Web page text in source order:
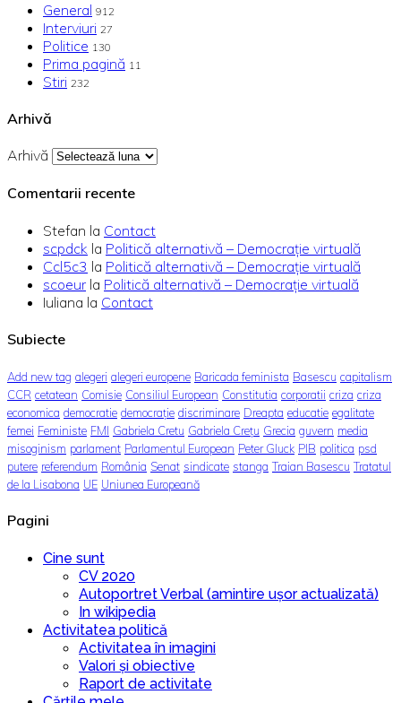
General 912
Interviuri 27
Politice 130
Prima pagină 11
Stiri 232
Arhivă
Arhivă
Comentarii recente
Stefan la Contact
scpdck la Politică alternativă – Democraţie virtuală
Ccl5c3 la Politică alternativă – Democraţie virtuală
scoeur la Politică alternativă – Democraţie virtuală
Iuliana la Contact
Subiecte
Add new tag alegeri alegeri europene Baricada feminista Basescu capitalism
CCR cetatean Comisie Consiliul European Constitutia corporatii criza criza
economica democratie democrație discriminare Dreapta educatie egalitate
femei Feministe FMI Gabriela Cretu Gabriela Crețu Grecia guvern media
misoginism parlament Parlamentul European Peter Gluck PIB politica psd
putere referendum România Senat sindicate stanga Traian Basescu Tratatul
de la Lisabona UE Uniunea Europeană
Pagini
Cine sunt
CV 2020
Autoportret Verbal (amintire ușor actualizată)
In wikipedia
Activitatea politică
Activitatea în imagini
Valori și obiective
Raport de activitate